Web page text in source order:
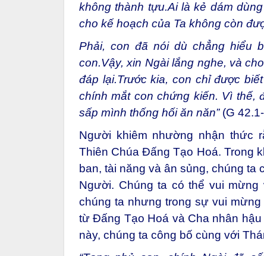
không thành tựu.Ai là kẻ dám
cho kế hoạch của Ta không còn
Phải, con đã nói dù chẳng hiểu
con.Vậy, xin Ngài lắng nghe, và
đáp lại.Trước kia, con chỉ được
chính mắt con chứng kiến. Vì thế,
sấp mình thống hối ăn năn”(G
Người khiêm nhường nhận thức
Thiên Chúa Đấng Tạo Hoá. Trong
ban, tài năng và ân sủng, chúng
Người. Chúng ta có thể vui
chúng ta nhưng trong sự vui
từ Đấng Tạo Hoá và Cha nhân
này, chúng ta công bố cùng với